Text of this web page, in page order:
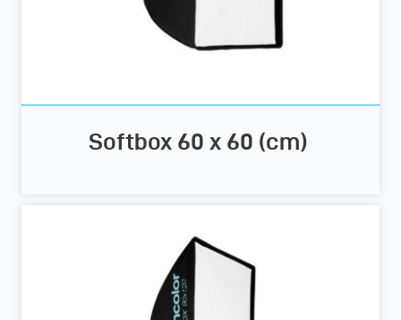
Softbox 60 x 60 (cm)